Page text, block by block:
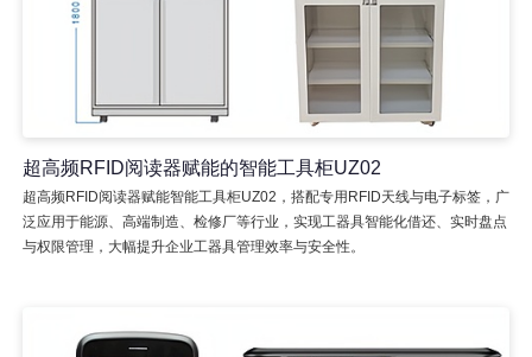
超高频RFID阅读器赋能的智能工具柜UZ02
超高频RFID阅读器赋能智能工具柜UZ02，搭配专用RFID天线与电子标签，广
泛应用于能源、高端制造、检修厂等行业，实现工器具智能化借还、实时盘点
与权限管理，大幅提升企业工器具管理效率与安全性。